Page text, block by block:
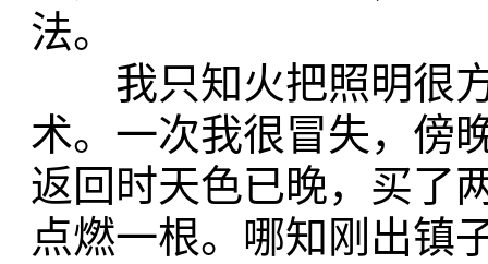
法。
我只知火把照明很方
术。一次我很冒失，傍
返回时天色已晚，买了
点燃一根。哪知刚出镇